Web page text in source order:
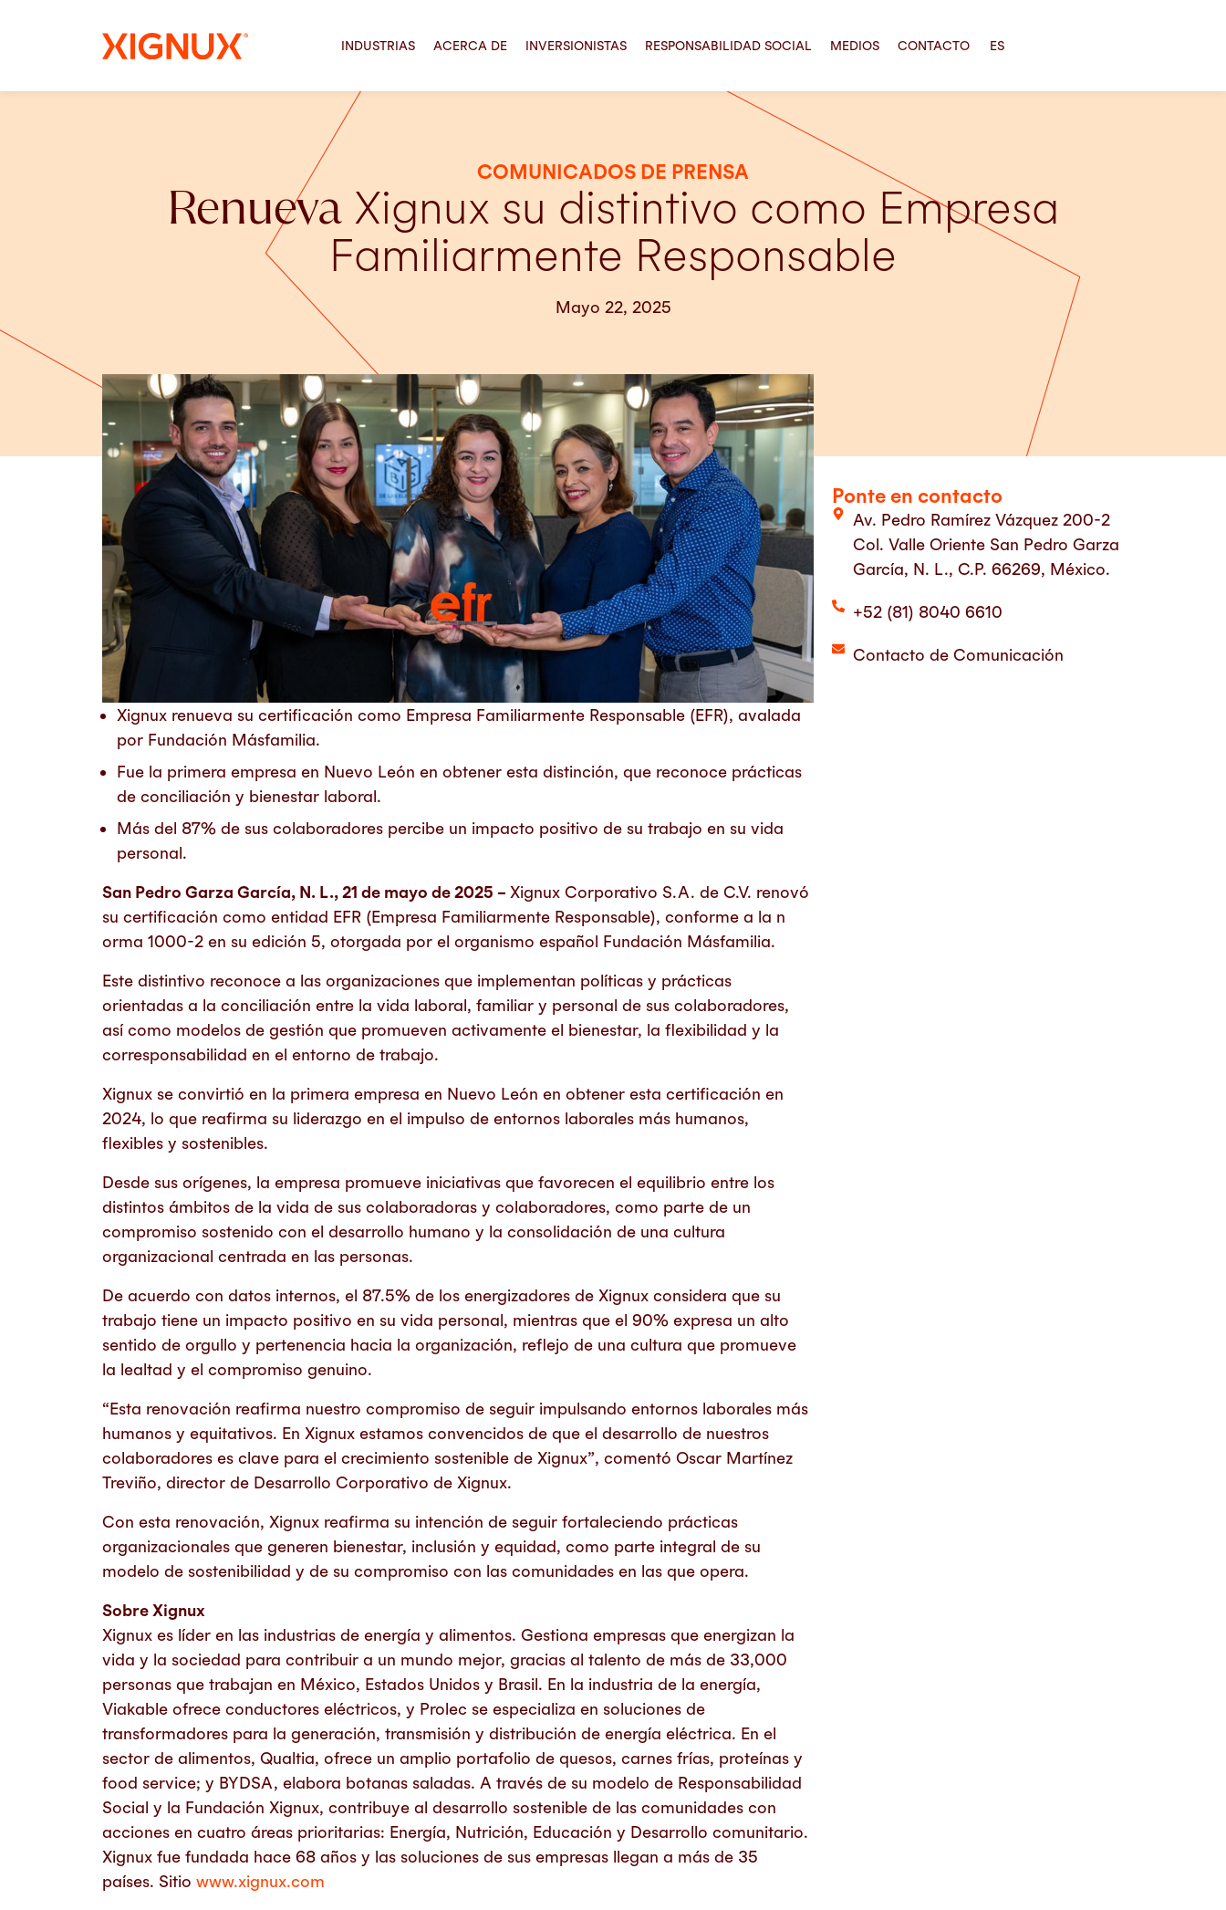
INDUSTRIAS ACERCA DE INVERSIONISTAS RESPONSABILIDAD SOCIAL MEDIOS CONTACTO ES
COMUNICADOS DE PRENSA
RenuevaXignux su distintivo como Empresa
Familiarmente Responsable
Mayo 22, 2025
Xignux renueva su certificación como Empresa Familiarmente Responsable (EFR), avalada
por Fundación Másfamilia.
Fue la primera empresa en Nuevo León en obtener esta distinción, que reconoce prácticas
de conciliación y bienestar laboral.
Más del 87% de sus colaboradores percibe un impacto positivo de su trabajo en su vida
personal.
San Pedro Garza García, N. L., 21 de mayo de 2025 – Xignux Corporativo S.A. de C.V. renovó
su certificación como entidad EFR (Empresa Familiarmente Responsable), conforme a la n
orma 1000-2 en su edición 5, otorgada por el organismo español Fundación Másfamilia.
Este distintivo reconoce a las organizaciones que implementan políticas y prácticas
orientadas a la conciliación entre la vida laboral, familiar y personal de sus colaboradores,
así como modelos de gestión que promueven activamente el bienestar, la flexibilidad y la
corresponsabilidad en el entorno de trabajo.
Xignux se convirtió en la primera empresa en Nuevo León en obtener esta certificación en
2024, lo que reafirma su liderazgo en el impulso de entornos laborales más humanos,
flexibles y sostenibles.
Desde sus orígenes, la empresa promueve iniciativas que favorecen el equilibrio entre los
distintos ámbitos de la vida de sus colaboradoras y colaboradores, como parte de un
compromiso sostenido con el desarrollo humano y la consolidación de una cultura
organizacional centrada en las personas.
De acuerdo con datos internos, el 87.5% de los energizadores de Xignux considera que su
trabajo tiene un impacto positivo en su vida personal, mientras que el 90% expresa un alto
sentido de orgullo y pertenencia hacia la organización, reflejo de una cultura que promueve
la lealtad y el compromiso genuino.
“Esta renovación reafirma nuestro compromiso de seguir impulsando entornos laborales más
humanos y equitativos. En Xignux estamos convencidos de que el desarrollo de nuestros
colaboradores es clave para el crecimiento sostenible de Xignux”, comentó Oscar Martínez
Treviño, director de Desarrollo Corporativo de Xignux.
Con esta renovación, Xignux reafirma su intención de seguir fortaleciendo prácticas
organizacionales que generen bienestar, inclusión y equidad, como parte integral de su
modelo de sostenibilidad y de su compromiso con las comunidades en las que opera.
Sobre Xignux
Xignux es líder en las industrias de energía y alimentos. Gestiona empresas que energizan la
vida y la sociedad para contribuir a un mundo mejor, gracias al talento de más de 33,000
personas que trabajan en México, Estados Unidos y Brasil. En la industria de la energía,
Viakable ofrece conductores eléctricos, y Prolec se especializa en soluciones de
transformadores para la generación, transmisión y distribución de energía eléctrica. En el
sector de alimentos, Qualtia, ofrece un amplio portafolio de quesos, carnes frías, proteínas y
food service; y BYDSA, elabora botanas saladas. A través de su modelo de Responsabilidad
Social y la Fundación Xignux, contribuye al desarrollo sostenible de las comunidades con
acciones en cuatro áreas prioritarias: Energía, Nutrición, Educación y Desarrollo comunitario.
Xignux fue fundada hace 68 años y las soluciones de sus empresas llegan a más de 35
países. Sitio www.xignux.com
Ponte en contacto
Av. Pedro Ramírez Vázquez 200-2
Col. Valle Oriente San Pedro Garza
García, N. L., C.P. 66269, México.
+52 (81) 8040 6610
Contacto de Comunicación